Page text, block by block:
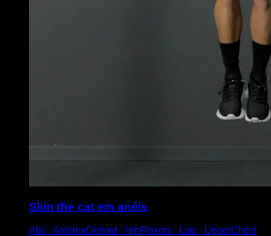
Skin the cat em anéis
Abs ∙ AnteriorDeltoid ∙ HipFlexors ∙ Lats ∙ UpperChest